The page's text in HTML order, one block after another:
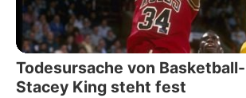
Todesursache von
Stacey King steht fest